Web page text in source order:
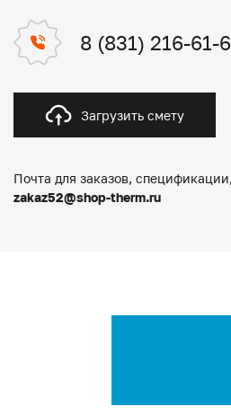
8 (831) 216-61-
Загрузить смету
Почта для заказов,
zakaz52@shop-therm.ru